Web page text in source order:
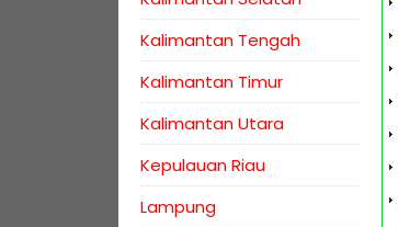
Kalimantan Tengah
Kalimantan Timur
Kalimantan Utara
Kepulauan Riau
Lampung